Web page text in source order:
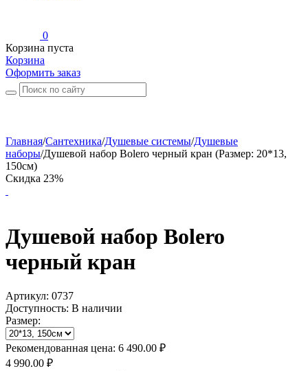
0
Корзина пуста
Корзина
Оформить заказ
Главная/Сантехника/Душевые системы/Душевые
наборы/Душевой набор Bolero черный кран (Размер: 20*13,
150см)
Скидка 23%
Душевой набор Bolero
черный кран
Артикул: 0737
Доступность: В наличии
Размер:
Рекомендованная цена: 6 490.00 ₽
4 990.00 ₽